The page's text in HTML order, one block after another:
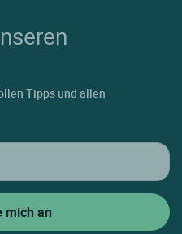
Tipps und allen